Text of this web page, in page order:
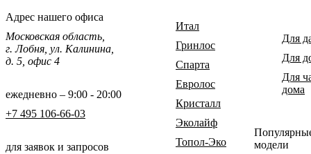
Адрес нашего офиса
Московская область,
г. Лобня, ул. Калинина,
д. 5, офис 4
ежедневно – 9:00 - 20:00
+7 495 106-66-03
для заявок и запросов
Итал
Гринлос
Спарта
Евролос
Кристалл
Эколайф
Топол-Эко
Для
Для
Для
дома
модели